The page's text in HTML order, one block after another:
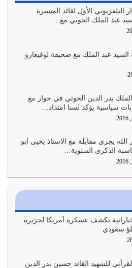
الابتعاد عن كتاب الله والتعدي
عن ذكر الله وعن هدى الله
أكثر ولاءً وطاعة للشيطان كلما كانوا
سبيله بالحياة الأبدية والرزق
في…
لمعرفة رسول الله معرفة سيرته
نفسك هنا اترك القرآن على أصله
لديك على…
التلفزيوني الأول لقائد المسيرة
عبد الملك الحوثي مع…
عبد الملك مع صحيفة لوفيغارو
بدر الدين الحوثي في حوار مع
سياسية يؤكد لسنا امتداد…
الله يجري مقابلة مع الاستاذ يحيى أبو
الذكرى السنوية…
تكشف عسكرة أمريكا لجزيرة
سعودي
للشهيد القائد حسين بدر الدين